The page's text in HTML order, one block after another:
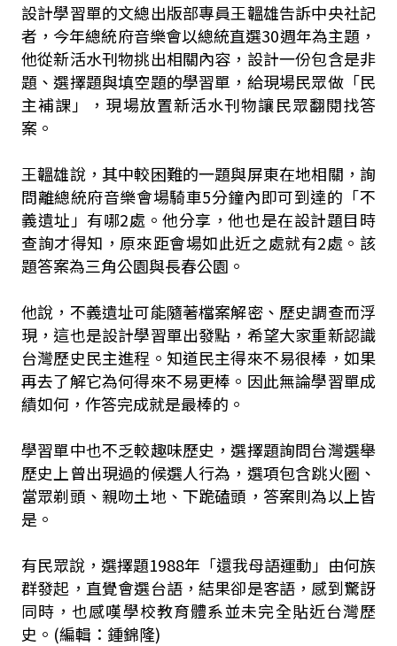
設計學習單的文總出版部專員王韞雄告訴中央社記
者，今年總統府音樂會以總統直選30週年為主題，
他從新活水刊物挑出相關內容，設計一份包含是非
題、選擇題與填空題的學習單，給現場民眾做「民
主補課」，現場放置新活水刊物讓民眾翻閱找答
案。
王韞雄說，其中較困難的一題與屏東在地相關，詢
問離總統府音樂會場騎車5分鐘內即可到達的「不
義遺址」有哪2處。他分享，他也是在設計題目時
查詢才得知，原來距會場如此近之處就有2處。該
題答案為三角公園與長春公園。
他說，不義遺址可能隨著檔案解密、歷史調查而浮
現，這也是設計學習單出發點，希望大家重新認識
台灣歷史民主進程。知道民主得來不易很棒，如果
再去了解它為何得來不易更棒。因此無論學習單成
績如何，作答完成就是最棒的。
學習單中也不乏較趣味歷史，選擇題詢問台灣選舉
歷史上曾出現過的候選人行為，選項包含跳火圈、
當眾剃頭、親吻土地、下跪磕頭，答案則為以上皆
是。
有民眾說，選擇題1988年「還我母語運動」由何族
群發起，直覺會選台語，結果卻是客語，感到驚訝
同時，也感嘆學校教育體系並未完全貼近台灣歷
史。(編輯：鍾錦隆)